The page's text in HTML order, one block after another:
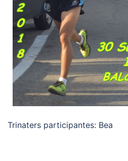
Trinaters participantes: Bea